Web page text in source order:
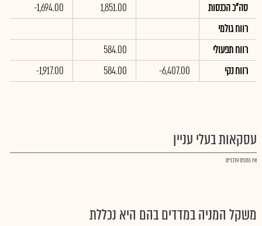
סה"כ הכנסות
1,851.00
-1,694.00
רווח גולמי
רווח תפעולי
584.00
רווח נקי
-6,407.00
584.00
-1,917.00
עסקאות בעלי עניין
אין נתונים עדכניים
משקל המניה במדדים בהם היא נכללת